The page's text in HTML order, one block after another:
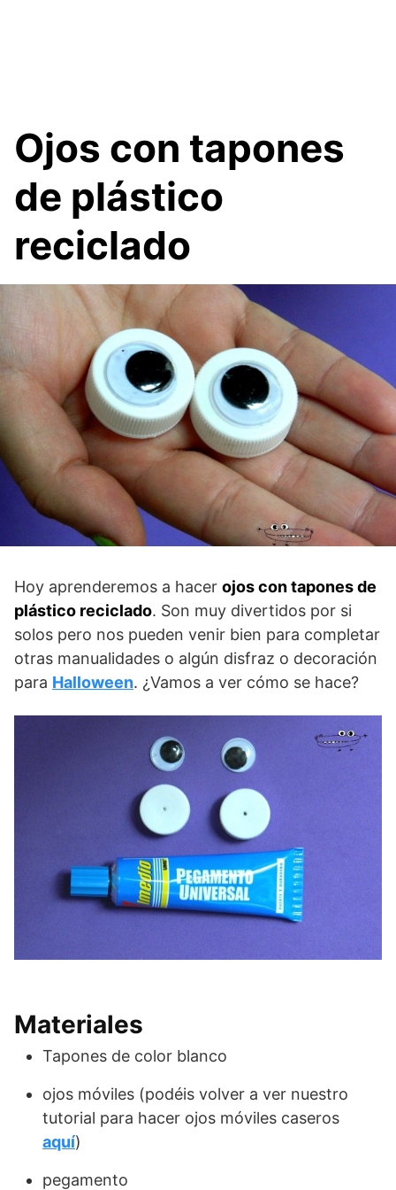
Ojos con tapones
de plástico
reciclado
Hoy aprenderemos a hacer ojos con tapones de
plástico reciclado. Son muy divertidos por si
solos pero nos pueden venir bien para completar
otras manualidades o algún disfraz o decoración
para Halloween. ¿Vamos a ver cómo se hace?
Materiales
Tapones de color blanco
ojos móviles (podéis volver a ver nuestro
tutorial para hacer ojos móviles caseros
aquí)
pegamento